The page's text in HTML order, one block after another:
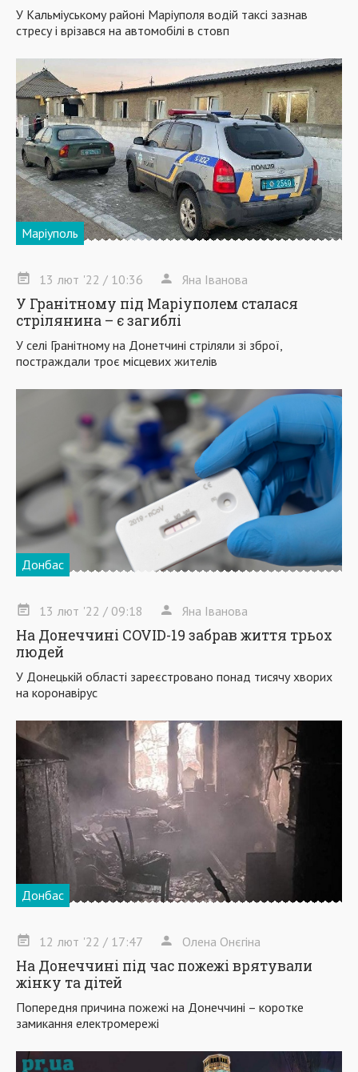
У Кальміуському районі Маріуполя водій таксі зазнав
стресу і врізався на автомобілі в стовп
Маріуполь
13 лют '22 / 10:36 Яна Іванова
У Гранітному під Маріуполем сталася
стрілянина – є загиблі
У селі Гранітному на Донетчині стріляли зі зброї,
постраждали троє місцевих жителів
Донбас
13 лют '22 / 09:18 Яна Іванова
На Донеччині COVID-19 забрав життя трьох
людей
У Донецькій області зареєстровано понад тисячу хворих
на коронавірус
Донбас
12 лют '22 / 17:47 Олена Онєгіна
На Донеччині під час пожежі врятували
жінку та дітей
Попередня причина пожежі на Донеччині – коротке
замикання електромережі